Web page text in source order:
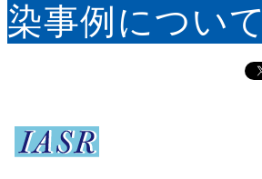
染事例について